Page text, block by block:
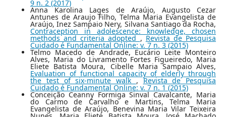
9 n. 2 (2017)
Anna Karolina Lages de Araújo, Augusto Cezar
Antunes de Araujo Filho, Telma Maria Evangelista de
Araújo, Inez Sampaio Nery, Silvana Santiago da Rocha,
Contraception in adolescence: knowledge, chosen
methods and criteria adopted,Revista de Pesquisa
Cuidado é Fundamental Online: v. 7 n. 3 (2015)
Telmo Macedo de Andrade, Eucário Leite Monteiro
Alves, Maria do Livramento Fortes Figueiredo, Maria
Eliete Batista Moura, Cibelle Maria Sampaio Alves,
Evaluation of functional capacity of elderly through
the test of six-minute walk,Revista de Pesquisa
Cuidado é Fundamental Online: v. 7 n. 1 (2015)
Conceição Ceanny Formiga Sinval Cavalcante, Maria
do Carmo de Carvalho e Martins, Telma Maria
Evangelista de Araújo, Benevina Maria Vilar Teixeira